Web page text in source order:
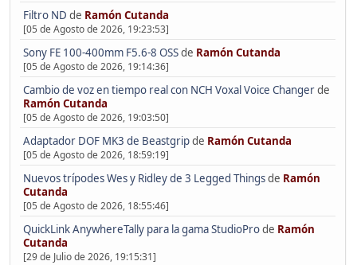
Filtro ND de Ramón Cutanda
[05 de Agosto de 2026, 19:23:53]
Sony FE 100-400mm F5.6-8 OSSde Ramón Cutanda
[05 de Agosto de 2026, 19:14:36]
Cambio de voz en tiempo real con NCH Voxal Voice Changerde
Ramón Cutanda
[05 de Agosto de 2026, 19:03:50]
Adaptador DOF MK3 de Beastgripde Ramón Cutanda
[05 de Agosto de 2026, 18:59:19]
Nuevos trípodes Wes y Ridley de 3 Legged Thingsde Ramón
Cutanda
[05 de Agosto de 2026, 18:55:46]
QuickLink AnywhereTally para la gama StudioProde Ramón
Cutanda
[29 de Julio de 2026, 19:15:31]